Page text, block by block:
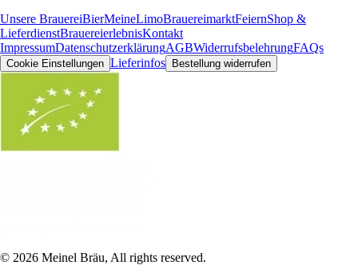
Unsere BrauereiBierMeineLimoBrauereimarktFeiernShop &
LieferdienstBrauereierlebnisKontakt
ImpressumDatenschutzerklärungAGBWiderrufsbelehrungFAQs
Cookie Einstellungen Lieferinfos Bestellung widerrufen
© 2026 Meinel Bräu, All rights reserved.